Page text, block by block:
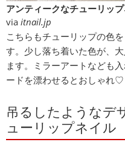
アンティークなチューリッ
via itnail.jp
こちらもチューリップの色
す。少し落ち着いた色が、
ます。ミラーアートなども
ードを漂わせるとおしゃれ♡
吊るしたようなデ
ューリップネイル